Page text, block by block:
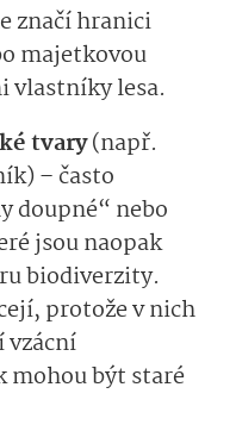
značí hranici
majetkovou
vlastníky lesa.
tvary(např.
– často
doupné“ nebo
jsou naopak
biodiverzity.
protože v nich
vzácní
mohou být staré